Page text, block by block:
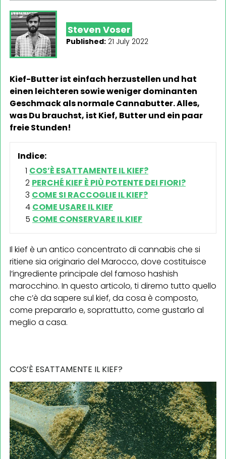
Steven Voser
Published: 21 July 2022
Kief-Butter ist einfach herzustellen und hat
einen leichteren sowie weniger dominanten
Geschmack als normale Cannabutter. Alles,
was Du brauchst, ist Kief, Butter und ein paar
freie Stunden!
Indice:
COS’È ESATTAMENTE IL KIEF?
PERCHÉ KIEF È PIÙ POTENTE DEI FIORI?
COME SI RACCOGLIE IL KIEF?
COME USARE IL KIEF
COME CONSERVARE IL KIEF
Il kief è un antico concentrato di cannabis che si
ritiene sia originario del Marocco, dove costituisce
l’ingrediente principale del famoso hashish
marocchino. In questo articolo, ti diremo tutto quello
che c’è da sapere sul kief, da cosa è composto,
come prepararlo e, soprattutto, come gustarlo al
meglio a casa.
COS’È ESATTAMENTE IL KIEF?